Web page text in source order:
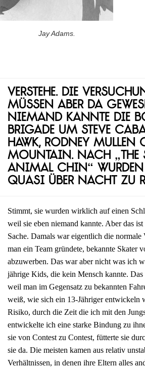
Jay Adams.
Verstehe. Die
müssen aber da
Niemand kannte die
Brigade um Steve
Hawk, Rodney Mullen
Mountain. Nach
Animal Chin“
quasi über Nacht zu
Stimmt, sie wurden wirklich auf einen
weil sie eben niemand kannte. Aber das
Sache. Damals war eigentlich die normale
man ein Team gründete, bekannte Skater
abzuwerben. Das war aber nicht was ich
jährige Kids, die kein Mensch kannte.
weil man im Gegensatz zu bekannten
weiß, wie sich ein 13-Jähriger entwickeln
Risiko, durch die Zeit die ich mit den
entwickelte ich eine starke Bindung zu
sie von Contest zu Contest, fütterte sie
sie da. Die meisten kamen aus relativ
Verhältnissen, in denen ihre Eltern alles